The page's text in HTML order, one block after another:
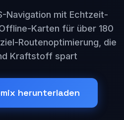
Navigation mit Echtzeit-
Karten für über 180
Routenoptimierung, die
Kraftstoff spart
herunterladen